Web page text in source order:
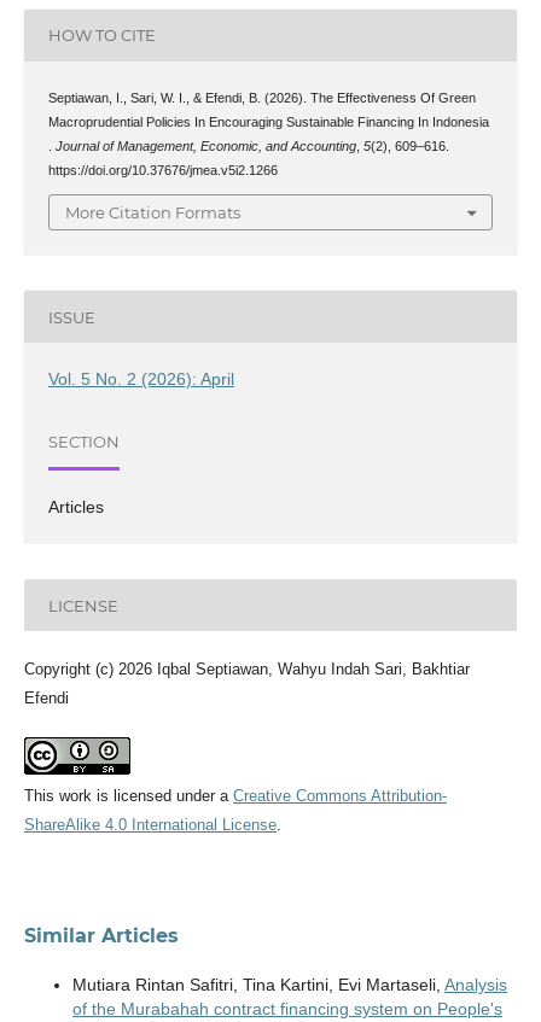
HOW TO CITE
Septiawan, I., Sari, W. I., & Efendi, B. (2026). The Effectiveness Of Green
Macroprudential Policies In Encouraging Sustainable Financing In Indonesia
Journal of Management, Economic, and Accounting, 5(2), 609–616.
https://doi.org/10.37676/jmea.v5i2.1266
More Citation Formats
ISSUE
Vol. 5 No. 2 (2026): April
SECTION
Articles
LICENSE
Copyright (c) 2026 Iqbal Septiawan, Wahyu Indah Sari, Bakhtiar
Efendi
This work is licensed under a Creative Commons Attribution-
ShareAlike 4.0 International License.
Similar Articles
Mutiara Rintan Safitri, Tina Kartini, Evi Martaseli, Analysis
of the Murabahah contract financing system on People's